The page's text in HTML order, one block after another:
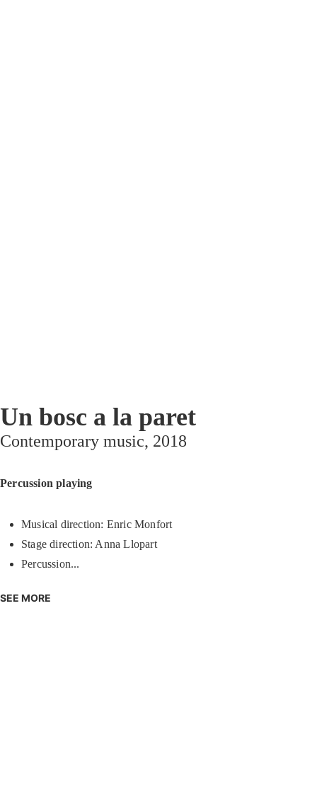
Un bosc a la paret
Contemporary music, 2018
Percussion playing
Musical direction: Enric Monfort
Stage direction: Anna Llopart
Percussion...
SEE MORE